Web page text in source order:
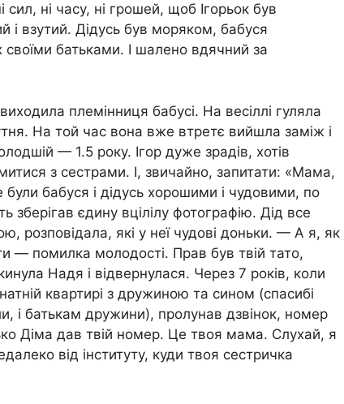
ні часу, ні грошей, щоб Ігорьок був
взутий. Дідусь був моряком, бабуся
своїми батьками. І шалено вдячний за
племінниця бабусі. На весіллі гуляла
На той час вона вже втретє вийшла заміж і
— 1.5 року. Ігор дуже зрадів, хотів
з сестрами. І, звичайно, запитати: «Мама,
бабуся і дідусь хорошими і чудовими, по
зберігав єдину вцілілу фотографію. Дід все
розповідала, які у неї чудові доньки. — А я, як
помилка молодості. Прав був твій тато,
Надя і відвернулася. Через 7 років, коли
квартирі з дружиною та сином (спасибі
і батькам дружини), пролунав дзвінок, номер
Діма дав твій номер. Це твоя мама. Слухай, я
від інституту, куди твоя сестричка